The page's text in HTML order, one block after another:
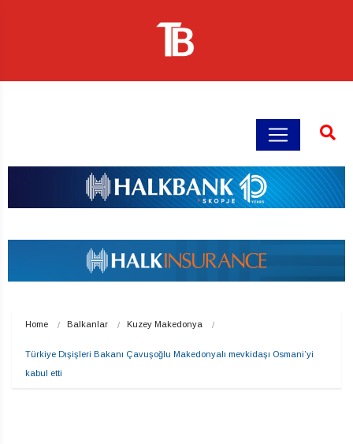
Home Balkanlar Kuzey Makedonya
Türkiye Dışişleri Bakanı Çavuşoğlu Makedonyalı mevkidaşı Osmani’yi
kabul etti